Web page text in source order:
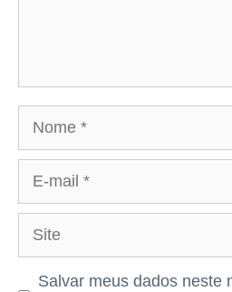
Nome
mail
Site
Salvar meus dados neste